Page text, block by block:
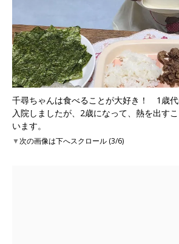
千尋ちゃんは食べることが大好き！ 1歳
入院しましたが、2歳になって、熱を出す
います。
▼次の画像は下へスクロール (3/6)